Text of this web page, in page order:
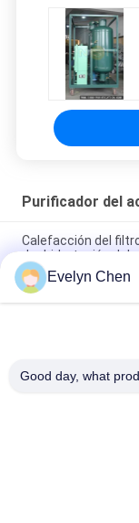
Purificador del
Calefacción del
deshidratación del
Purificador ligero
acero inoxidable
Máquina de
Evelyn Chen
Good day, what